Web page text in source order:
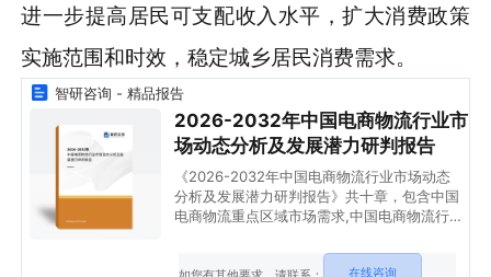
进一步提高居民可支配收入水平，扩大消费政策
实施范围和时效，稳定城乡居民消费需求。
智研咨询 - 精品报告
2026-2032年中国电商物流行业市
场动态分析及发展潜力研判报告
《2026-2032年中国电商物流行业市场动态
分析及发展潜力研判报告》共十章，包含中国
电商物流重点区域市场需求,中国电商物流行
潜力与策略规划等内容。
在线咨询